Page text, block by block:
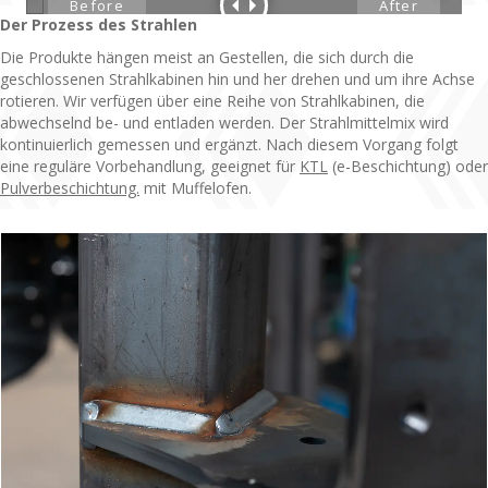
Der Prozess des Strahlen
Die Produkte hängen meist an Gestellen, die sich durch die
geschlossenen Strahlkabinen hin und her drehen und um ihre Achse
rotieren. Wir verfügen über eine Reihe von Strahlkabinen, die
abwechselnd be- und entladen werden. Der Strahlmittelmix wird
kontinuierlich gemessen und ergänzt. Nach diesem Vorgang folgt
eine reguläre Vorbehandlung, geeignet für KTL (e-Beschichtung) oder
Pulverbeschichtung. mit Muffelofen.